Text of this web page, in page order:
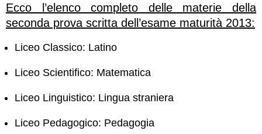
Ecco l’elenco completo delle materie della
seconda prova scritta dell’esame maturità 2013:
Liceo Classico: Latino
Liceo Scientifico: Matematica
Liceo Linguistico: Lingua straniera
Liceo Pedagogico: Pedagogia